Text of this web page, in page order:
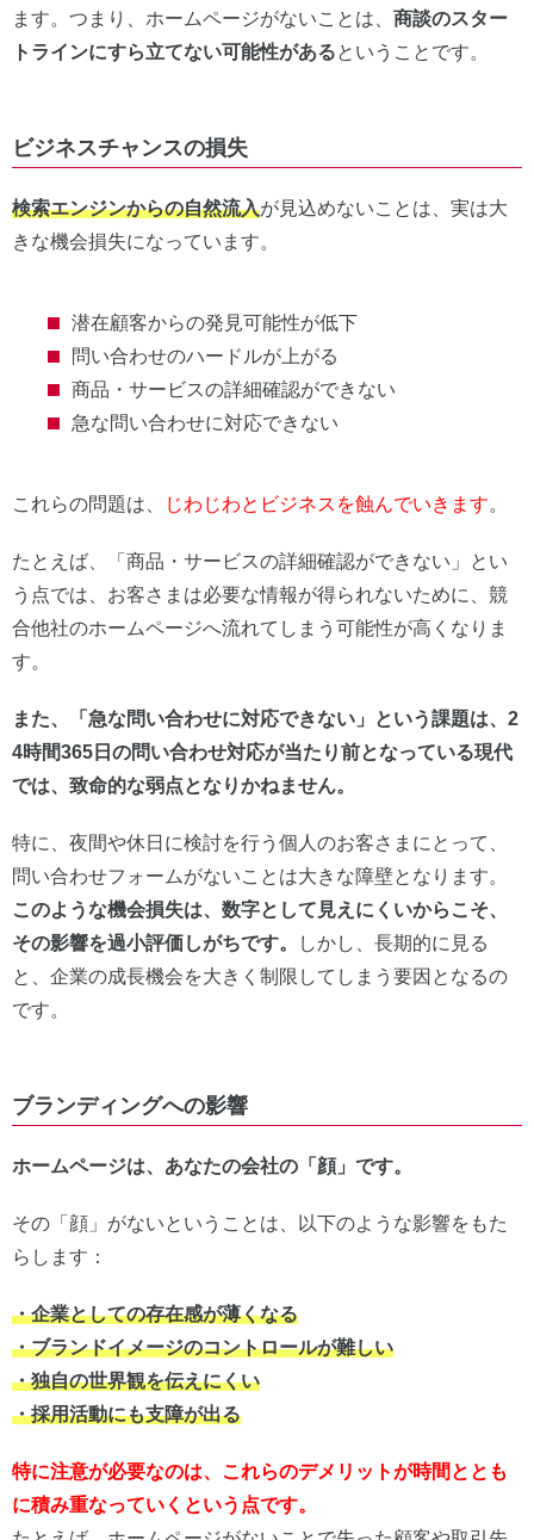
ます。つまり、ホームページがないことは、 商談のスター
トラインにすら立てない可能性があるということです。
ビジネスチャンスの損失
検索エンジンからの自然流入が見込めないことは、実は大
きな機会損失になっています。
潜在顧客からの発見可能性が低下
問い合わせのハードルが上がる
商品・サービスの詳細確認ができない
急な問い合わせに対応できない
これらの問題は、 じわじわとビジネスを蝕んでいきます。
たとえば、「商品・サービスの詳細確認ができない」とい
う点では、お客さまは必要な情報が得られないために、競
合他社のホームページへ流れてしまう可能性が高くなりま
す。
また、「急な問い合わせに対応できない」という課題は、2
4時間365日の問い合わせ対応が当たり前となっている現代
では、致命的な弱点となりかねません。
特に、夜間や休日に検討を行う個人のお客さまにとって、
問い合わせフォームがないことは大きな障壁となります。
このような機会損失は、数字として見えにくいからこそ、
その影響を過小評価しがちです。
しかし、長期的に見る
と、企業の成長機会を大きく制限してしまう要因となるの
です。
ブランディングへの影響
ホームページは、あなたの会社の「顔」です。
その「顔」がないということは、以下のような影響をもた
らします：
・企業としての存在感が薄くなる
・ブランドイメージのコントロールが難しい
・独自の世界観を伝えにくい
・採用活動にも支障が出る
特に注意が必要なのは、これらのデメリットが時間ととも
に積み重なっていくという点です。